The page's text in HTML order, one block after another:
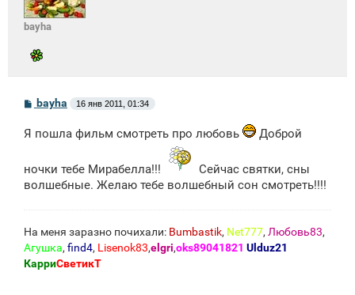
bayha
С
б
н
е
bayha 16 янв 2011, 01:34
Я пошла фильм смотреть про любовь Доброй
ночки тебе Мирабелла!!!
Сейчас святки, сны
волшебные. Желаю тебе волшебный сон смотреть!!!!
На меня заразно почихали: Bumbastik, Net777, Любовь83,
Агушка, find4, Lisenok83,elgri,oks89041821 Ulduz21
КарриСветикТ